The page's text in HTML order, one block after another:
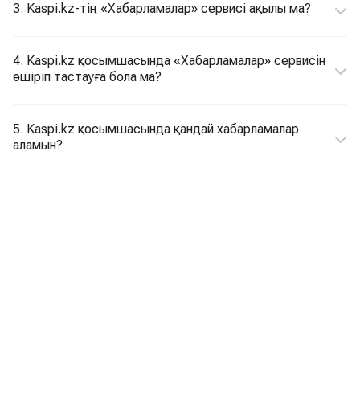
3. Kaspi.kz-тің «Хабарламалар» сервисі ақылы ма?
4. Kaspi.kz қосымшасында «Хабарламалар» сервисін
өшіріп тастауға бола ма?
5. Kaspi.kz қосымшасында қандай хабарламалар
аламын?